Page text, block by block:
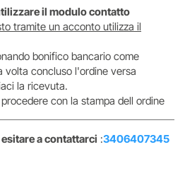
il modulo contatto
tramite un acconto utilizza il
bonifico bancario come
volta concluso l'ordine versa
la ricevuta.
con la stampa dell ordine
a contattarci :3406407345